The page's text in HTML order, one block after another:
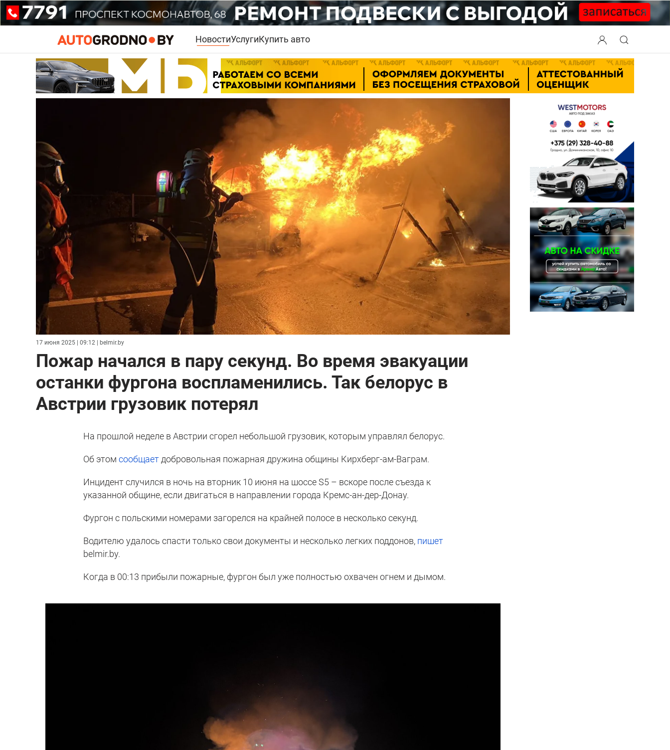
НовостиУслугиКупить авто
17 июня 2025 | 09:12 | belmir.by
Пожар начался в пару секунд. Во время эвакуации
останки фургона воспламенились. Так белорус в
Австрии грузовик потерял
На прошлой неделе в Австрии сгорел небольшой грузовик, которым управлял белорус.
Об этомсообщает добровольная пожарная дружина общины Кирхберг-ам-Ваграм.
Инцидент случился в ночь на вторник 10 июня на шоссе S5 – вскоре после съезда к
указанной общине, если двигаться в направлении города Кремс-ан-дер-Донау.
Фургон с польскими номерами загорелся на крайней полосе в несколько секунд.
Водителю удалось спасти только свои документы и несколько легких поддонов, пишет
belmir.by.
Когда в 00:13 прибыли пожарные, фургон был уже полностью охвачен огнем и дымом.